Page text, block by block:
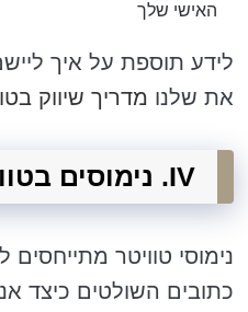
האישי שלך
לידע תוספת על איך
את שלנו מדריך שיווק
IV. נימוסים בטוויטר
נימוסי טוויטר
כתובים השולטים כיצד